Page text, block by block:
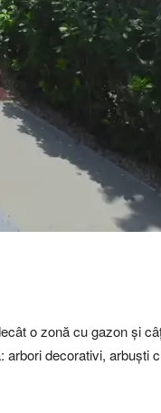
o zonă cu gazon și
decorativi, arbuști